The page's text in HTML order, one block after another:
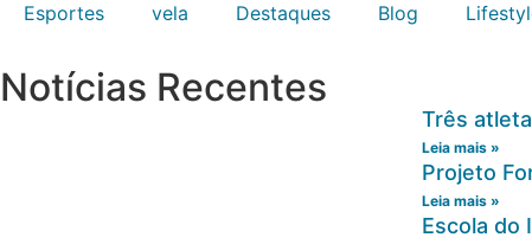
Esportes vela Destaques Blog
Notícias Recentes
Três
Leia mais »
Projeto
Leia mais »
Escola do